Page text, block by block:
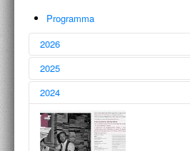
Programma
2026
Francesco Moschini
Liber amicorum
2025
2024